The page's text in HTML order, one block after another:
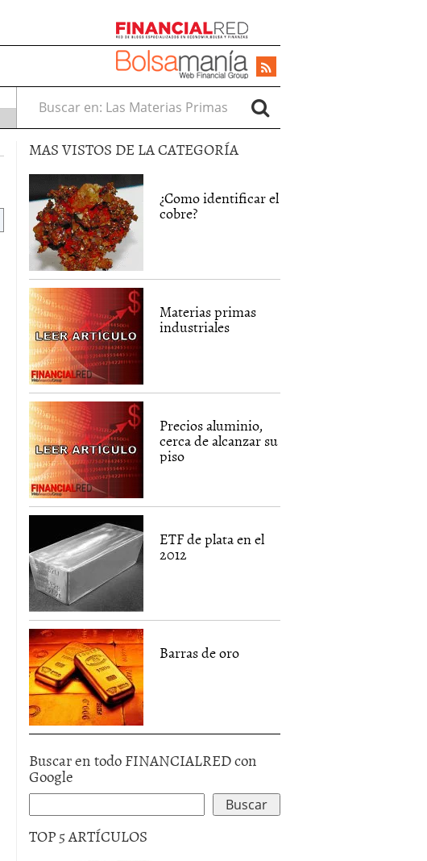
Buscar en:
MAS VISTOS DE LA CATEGORÍA
¿Como identificar el
cobre?
Materias primas
industriales
Precios aluminio,
cerca de alcanzar su
piso
ETF de plata en el
2012
Barras de oro
Buscar en todo FINANCIALRED con
Google
TOP 5 ARTÍCULOS